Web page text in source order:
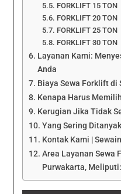
FORKLIFT 15 TON
FORKLIFT 20 TON
FORKLIFT 25 TON
FORKLIFT 30 TON
Layanan Kami:
Anda
Biaya Sewa Forklift
Kenapa Harus
Kerugian Jika Tidak
Yang Sering
Kontak Kami |
Area Layanan Sewa
Purwakarta, Meliputi: